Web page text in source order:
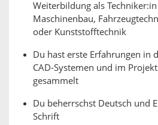
Weiterbildung als Techniker:in
Maschinenbau,
oder Kunststofftechnik
Du hast erste Erfahrungen in
CAD-Systemen und im
gesammelt
Du beherrschst Deutsch und
Schrift